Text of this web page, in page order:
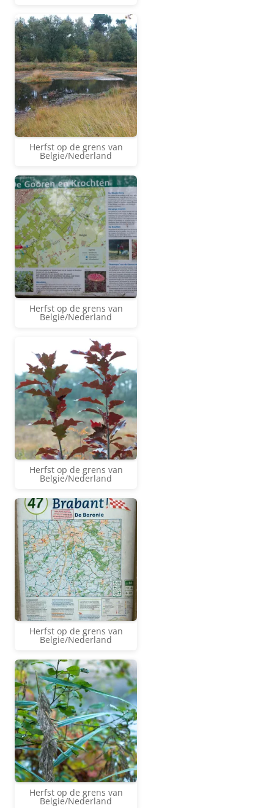
Herfst op de grens van
Belgie/Nederland
Herfst op de grens van
Belgie/Nederland
Herfst op de grens van
Belgie/Nederland
Herfst op de grens van
Belgie/Nederland
Herfst op de grens van
Belgie/Nederland